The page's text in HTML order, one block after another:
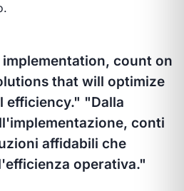
implementation, count on
that will optimize
efficiency." "Dalla
conti
affidabili che
operativa."